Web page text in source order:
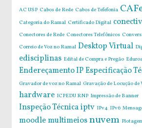
AC USP Cabos de Rede Cabos de Tefefonia
Categoria do Ramal Certificado Digital
Conectores de Rede Conectores Telefônicos
Correio de Voz no Ramal Desktop Virtual
edisciplinas Edital de Compra e Pregão
Endereçamento IPEspecificação
Gravador de voz no Ramal Gravação de Locução de
hardware ICPEDU RNP Impressão de Banner
Inspeção Técnicaiptv IPv4 IPv6
moodlemultimeiosnuvem